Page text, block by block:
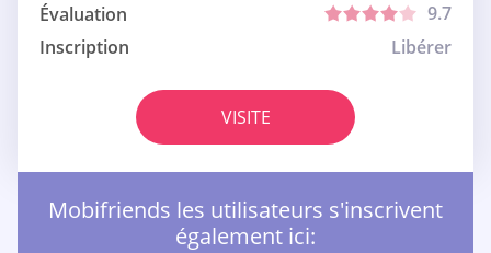
Évaluation
9.7
Inscription
Libérer
VISITE
Mobifriends les utilisateurs s'inscrivent
également ici: